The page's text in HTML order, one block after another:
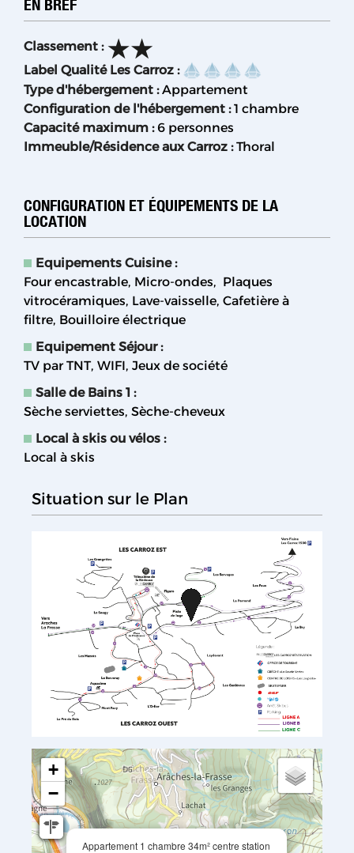
EN BREF
Classement :
Label Qualité Les Carroz :
Type d'hébergement : Appartement
Configuration de l'hébergement : 1 chambre
Capacité maximum : 6 personnes
Immeuble/Résidence aux Carroz : Thoral
CONFIGURATION ET ÉQUIPEMENTS DE LA
LOCATION
Equipements Cuisine:
Four encastrable Micro-ondes
Plaques
vitrocéramiques Lave-vaisselle Cafetière à
filtre Bouilloire électrique
Equipement Séjour:
TV par TNT WIFI Jeux de société
Salle de Bains 1 :
Sèche serviettes Sèche-cheveux
Local à skis ou vélos :
Local à skis
Situation sur le Plan
Appartement 1 chambre 34m² centre station
+
−